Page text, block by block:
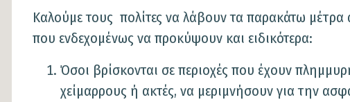
Καλούμε τους πολίτες να λάβουν τα παρακάτω
που ενδεχομένως να προκύψουν και ειδικότερα:
Όσοι βρίσκονται σε περιοχές που έχουν
χείμαρρους ή ακτές, να μεριμνήσουν για την